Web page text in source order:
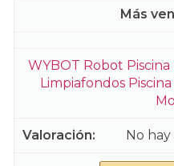
WYBOT Robot
Limpiafondos
No